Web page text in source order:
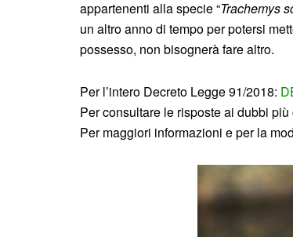
appartenenti alla specie “Trachemys
un altro anno di tempo per potersi
possesso, non bisognerà fare altro.
Per l’intero Decreto Legge 91/2018:
Per consultare le risposte ai dubbi
Per maggiori informazioni e per la